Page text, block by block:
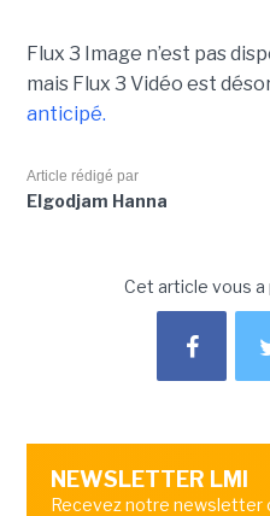
Flux 3 Image n’est pas
mais Flux 3 Vidéo est
anticipé.
Article rédigé par
Elgodjam Hanna
Cet article vous a
NEWSLETTER LMI
Recevez notre newsletter